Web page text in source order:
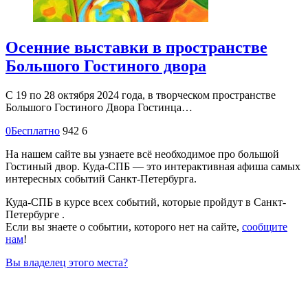
Осенние выставки в пространстве
Большого Гостиного двора
С 19 по 28 октября 2024 года, в творческом пространстве
Большого Гостиного Двора Гостинца…
0Бесплатно 942 6
На нашем сайте вы узнаете всё необходимое про большой
Гостиный двор. Куда-СПБ — это интерактивная афиша самых
интересных событий Санкт-Петербурга.
Куда-СПБ в курсе всех событий, которые пройдут в Санкт-
Петербурге .
Если вы знаете о событии, которого нет на сайте, сообщите
нам!
Вы владелец этого места?